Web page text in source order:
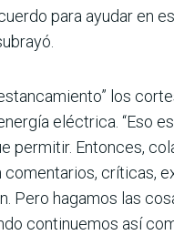
para ayudar en
los
eléc­trica. “Eso
permi­tir. Entonces,
críticas,
Pero hagamos las
conti­nuemos así